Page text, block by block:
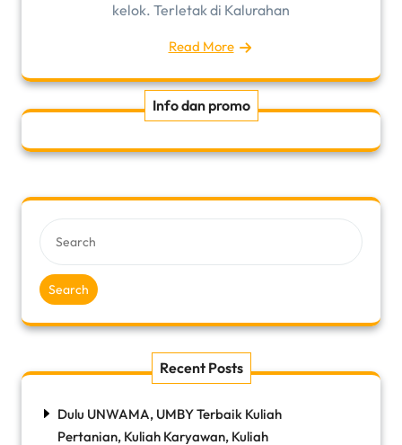
kelok. Terletak di Kalurahan
Read More
Info dan promo
Search
Recent Posts
Dulu UNWAMA, UMBY Terbaik Kuliah
Pertanian, Kuliah Karyawan, Kuliah